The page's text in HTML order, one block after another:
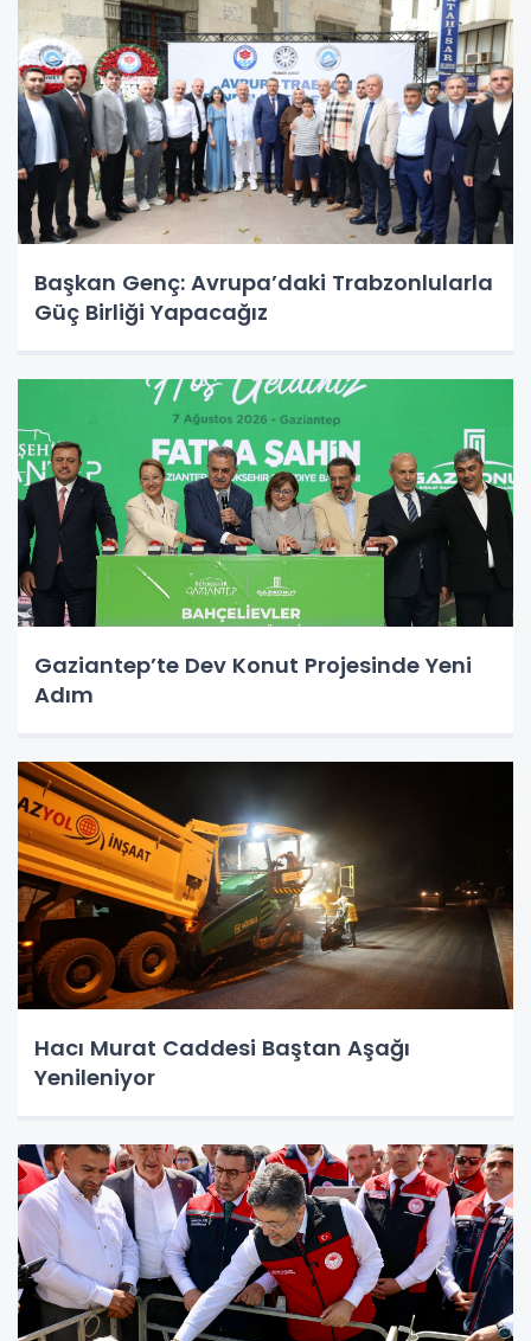
Başkan Genç: Avrupa’daki Trabzonlularla
Güç Birliği Yapacağız
Gaziantep’te Dev Konut Projesinde Yeni
Adım
Hacı Murat Caddesi Baştan Aşağı
Yenileniyor